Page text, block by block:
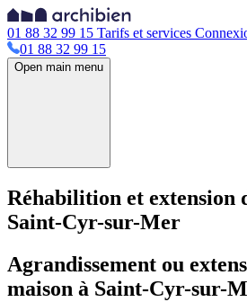
01 88 32 99 15 Tarifs et services
01 88 32 99 15
Open main menu
Réhabilition et extension
Saint-Cyr-sur-Mer
Agrandissement ou
maison à Saint-Cyr-sur-